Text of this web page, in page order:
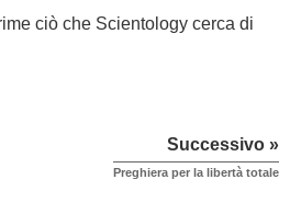
ciò che Scientology cerca di
Successivo »
Preghiera per la libertà totale